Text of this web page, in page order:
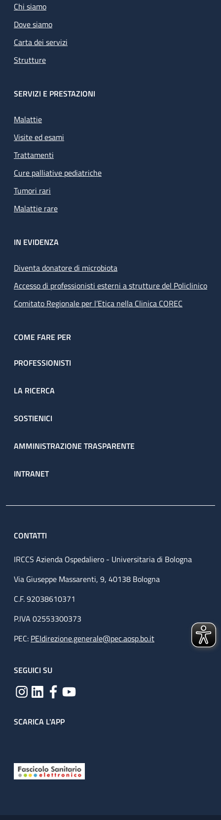
Chi siamo
Dove siamo
Carta dei servizi
Strutture
SERVIZI E PRESTAZIONI
Malattie
Visite ed esami
Trattamenti
Cure palliative pediatriche
Tumori rari
Malattie rare
IN EVIDENZA
Diventa donatore di microbiota
Accesso di professionisti esterni a strutture del Policlinico
Comitato Regionale per l’Etica nella Clinica COREC
COME FARE PER
PROFESSIONISTI
LA RICERCA
SOSTIENICI
AMMINISTRAZIONE TRASPARENTE
INTRANET
CONTATTI
IRCCS Azienda Ospedaliero - Universitaria di Bologna
Via Giuseppe Massarenti, 9, 40138 Bologna
C.F. 92038610371
P.IVA 02553300373
PEC: PEIdirezione.generale@pec.aosp.bo.it
SEGUICI SU
SCARICA L'APP